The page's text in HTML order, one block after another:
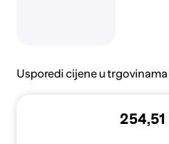
Usporedi cijene u